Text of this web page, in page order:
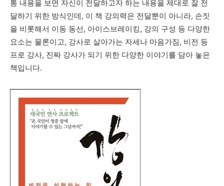
통 내용을 보면 자신이 전달하고자 하는 내용을 제대로 잘 전
달하기 위한 방식인데, 이 책 강의력은 전달뿐이 아니라, 손짓
을 비롯해서 이동 동선, 아이스브레이킹, 강의 구성 등 다양한
요소는 물론이고, 강사로 살아가는 자세나 마음가짐, 비전 등
프로 강사, 진짜 강사가 되기 위한 다양한 이야기를 담아 놓은
책입니다.